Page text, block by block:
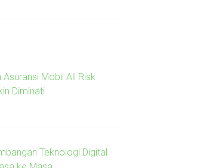
Asuransi Mobil All Risk
Diminati
Teknologi Digital